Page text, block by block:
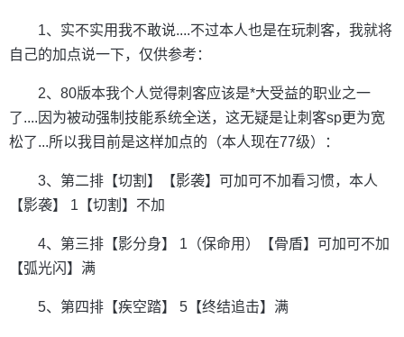
1、实不实用我不敢说....不过本人也是在玩刺客，我就将
自己的加点说一下，仅供参考：
2、80版本我个人觉得刺客应该是*大受益的职业之一
了....因为被动强制技能系统全送，这无疑是让刺客sp更为宽
松了...所以我目前是这样加点的（本人现在77级）：
3、第二排【切割】【影袭】可加可不加看习惯，本人
【影袭】 1【切割】不加
4、第三排【影分身】 1（保命用）【骨盾】可加可不加
【弧光闪】满
5、第四排【疾空踏】 5【终结追击】满